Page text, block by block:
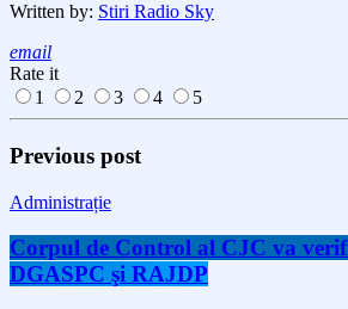
Written by: Stiri Radio Sky
email
Rate it
1
2 3 4 5
Previous post
Administrație
Corpul de Control al CJC va
DGASPC şi RAJDP